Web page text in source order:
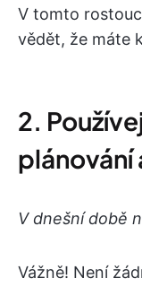
V tomto
vědět, že máte
2.
plánování
V dnešní době
Vážně! Není